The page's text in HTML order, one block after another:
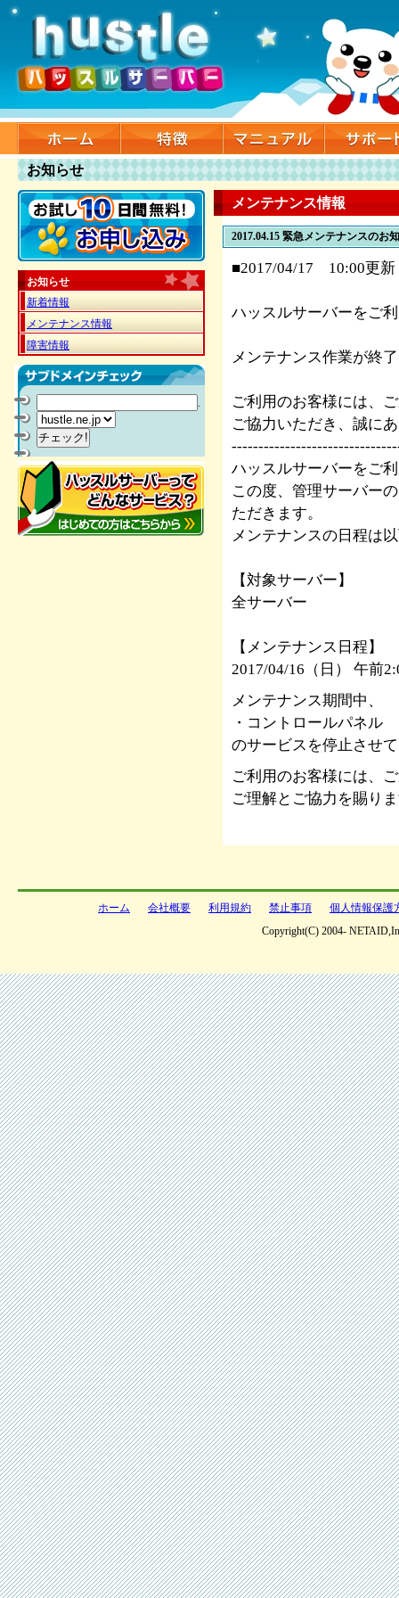
お知らせ
お知らせ
新着情報
メンテナンス情報
障害情報
.
メンテナンス情報
2017.04.15 緊急メンテナンスのお
■2017/04/17 10:00更新
ハッスルサーバーをご
メンテナンス作業が終
ご利用のお客様には、
ご協力いただき、誠に
ハッスルサーバーをご
この度、管理サーバー
ただきます。
メンテナンスの日程は
【対象サーバー】
全サーバー
【メンテナンス日程】
2017/04/16（日） 午前
メンテナンス期間中、
・コントロールパネル
のサービスを停止させ
ご利用のお客様には、
ご理解とご協力を賜り
ホーム 会社概要 利用規約 禁止事項
個人情報保護
Copyright(C) 2004-